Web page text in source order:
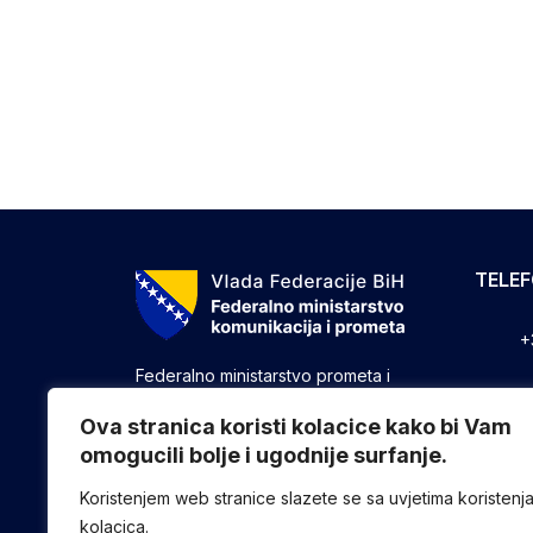
Ova stranica koristi kolacice kako bi Vam
omogucili bolje i ugodnije surfanje.
Koristenjem web stranice slazete se sa uvjetima koristenja
kolacica.
Federalno ministarstvo prometa i
druge poslove utvrđene zakonom koji
se odnose na ostvarivanje nadležnosti
Federacije u oblasti prometa i
komunikacija.